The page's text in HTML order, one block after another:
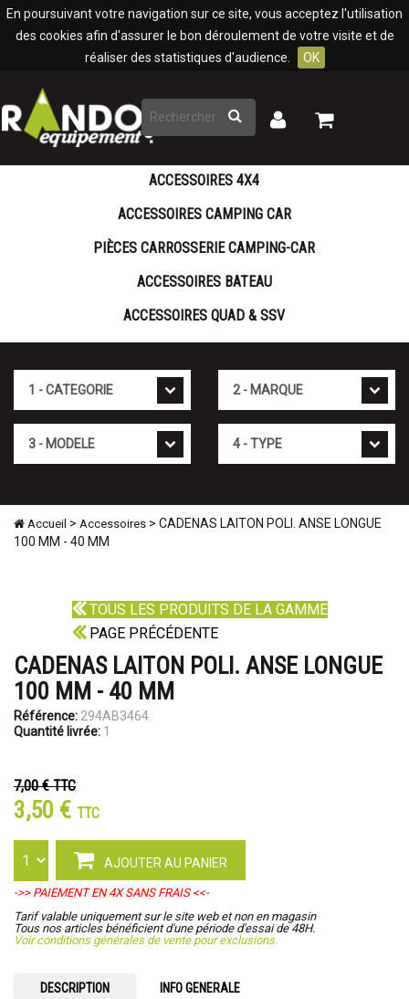
En poursuivant votre navigation sur ce site, vous acceptez l'utilisation
des cookies afin d'assurer le bon déroulement de votre visite et de
réaliser des statistiques d'audience.
OK
Rechercher
Mon
Mon
ACCESSOIRES 4X4
ACCESSOIRES CAMPING CAR
PIÈCES CARROSSERIE CAMPING-CAR
ACCESSOIRES BATEAU
ACCESSOIRES QUAD & SSV
Accueil > Accessoires > CADENAS LAITON POLI. ANSE LONGUE
100 MM - 40 MM
TOUS LES PRODUITS DE LA GAMME
PAGE PRÉCÉDENTE
CADENAS LAITON POLI. ANSE LONGUE
100 MM - 40 MM
Référence: 294AB3464
Quantité livrée: 1
7,00 €TTC
3,50 € TTC
AJOUTER AU PANIER
->> PAIEMENT EN 4X SANS FRAIS <<-
Tarif valable uniquement sur le site web et non en magasin
Tous nos articles bénéficient d'une période d'essai de 48H.
Voir conditions générales de vente pour exclusions.
DESCRIPTION INFO GENERALE
Panneau de gestion des cookies